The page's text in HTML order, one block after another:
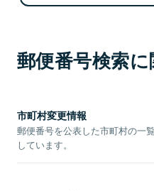
郵便番号検索
市町村変更情報
郵便番号を公表した市町村の一
しています。